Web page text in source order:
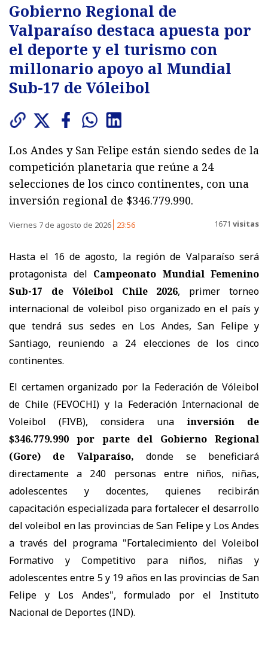
Gobierno Regional de
Valparaíso destaca apuesta por
el deporte y el turismo con
millonario apoyo al Mundial
Sub-17 de Vóleibol
Los Andes y San Felipe están siendo sedes de la
competición planetaria que reúne a 24
selecciones de los cinco continentes, con una
inversión regional de $346.779.990.
Viernes 7 de agosto de 2026 23:56 1671 visitas
Hasta el 16 de agosto, la región de Valparaíso será
protagonista del Campeonato Mundial Femenino
Sub-17 de Vóleibol Chile 2026, primer torneo
internacional de voleibol piso organizado en el país y
que tendrá sus sedes en Los Andes, San Felipe y
Santiago, reuniendo a 24 elecciones de los cinco
continentes.
El certamen organizado por la Federación de Vóleibol
de Chile (FEVOCHI) y la Federación Internacional de
Voleibol (FIVB), considera una
inversión de
$346.779.990 por parte del Gobierno Regional
(Gore) de Valparaíso,
donde se beneficiará
directamente a 240 personas entre niños, niñas,
adolescentes y docentes, quienes recibirán
capacitación especializada para fortalecer el desarrollo
del voleibol en las provincias de San Felipe y Los Andes
a través del programa "Fortalecimiento del Voleibol
Formativo y Competitivo para niños, niñas y
adolescentes entre 5 y 19 años en las provincias de San
Felipe y Los Andes", formulado por el Instituto
Nacional de Deportes (IND).